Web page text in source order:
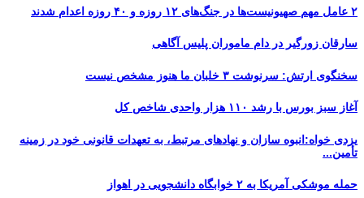
۲ عامل مهم صهیونیست‌ها در جنگ‌های ۱۲ روزه و ۴۰ روزه اعدام شدند
سارقان زورگیر در دام ماموران پلیس آگاهی
سخنگوی ارتش: سرنوشت ۳ خلبان ما هنوز مشخص نیست
آغاز سبز بورس با رشد ۱۱۰ هزار واحدی شاخص کل
یزدی خواه:انبوه سازان و نهادهای مرتبط، به تعهدات قانونی خود در زمینه
تأمین...
حمله موشکی آمریکا به ۲ خوابگاه دانشجویی در اهواز